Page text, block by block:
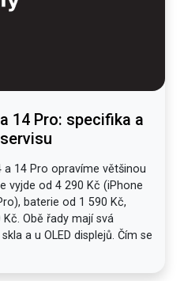
14 Pro: specifika a
a 14 Pro opravíme většinou
vyjde od 4 290 Kč (iPhone
baterie od 1 590 Kč,
Obě řady mají svá
a u OLED displejů. Čím se